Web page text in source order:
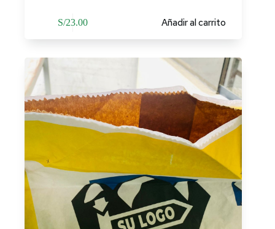
S/23.00 Añadir al carrito